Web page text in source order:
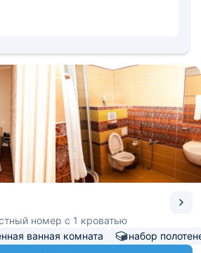
сада — 2,3 км.
— 13 км, а до
номер с 1 кроватью
ванная комната набор